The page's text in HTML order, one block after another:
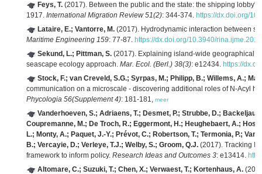
Feys, T. (2017). Between the public and the state: the shipping
1917. International Migration Review 51(2): 344-374. https://dx.doi.org/
Lataire, E.; Vantorre, M. (2017). Hydrodynamic interaction between
Maritime Engineering 159: 77-87. https://dx.doi.org/10.3940/
Sekund, L.; Pittman, S. (2017). Explaining island-wide geographical
seascape ecology approach. Mar. Ecol. (Berl.) 38(3): e12434. https://
Stock, F.; van Creveld, S.G.; Syrpas, M.; Philipp, B.; Willems, A.;
communication on a microscale - discovering additional roles of N-Acyl
Phycologia 56(Supplement 4): 181-181, meer
Vanderhoeven, S.; Adriaens, T.; Desmet, P.; Strubbe, D.; Backeljau,
Coupremanne, M.; De Troch, R.; Eggermont, H.; Heughebaert, A.;
L.; Monty, A.; Paquet, J.-Y.; Prévot, C.; Robertson, T.; Termonia, P.;
B.; Vercayie, D.; Verleye, T.J.; Welby, S.; Groom, Q.J. (2017). Tracking
framework to inform policy. Research Ideas and Outcomes 3: e13414.
Altomare, C.; Suzuki, T.; Chen, X.; Verwaest, T.; Kortenhaus, A.